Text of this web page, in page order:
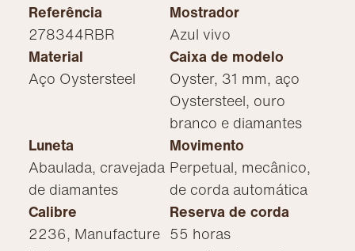
Referência
278344RBR
Mostrador
Azul vivo
Material
Aço Oystersteel
Caixa de modelo
Oyster, 31 mm, aço
Oystersteel, ouro
branco e diamantes
Luneta
Abaulada, cravejada
de diamantes
Movimento
Perpetual, mecânico,
de corda automática
Calibre
2236, Manufacture
Reserva de corda
55 horas